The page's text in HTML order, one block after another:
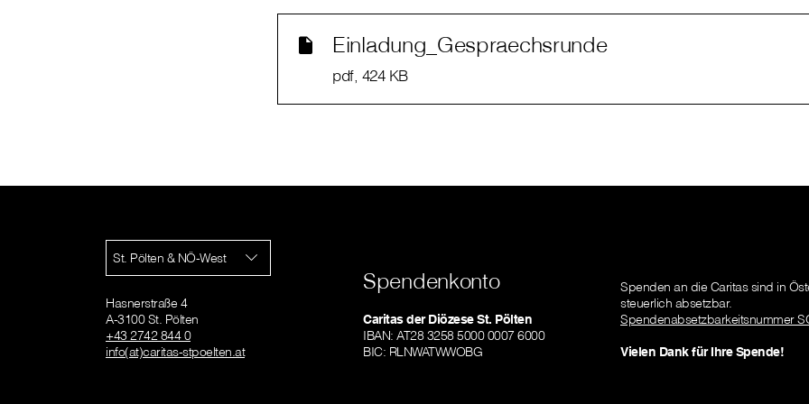
Einladung_Gespraechsrunde
pdf, 424 KB
St. Pölten & NÖ-West
Hasnerstraße 4
A-3100 St. Pölten
+43 2742 844 0
info(at)caritas-stpoelten.at
Spendenkonto
Caritas der Diözese St. Pölten
IBAN: AT28 3258 5000 0007 6000
BIC: RLNWATWWOBG
Spenden an die Caritas sind in
steuerlich absetzbar.
Spendenabsetzbarkeitsnummer
Vielen Dank für Ihre Spende!